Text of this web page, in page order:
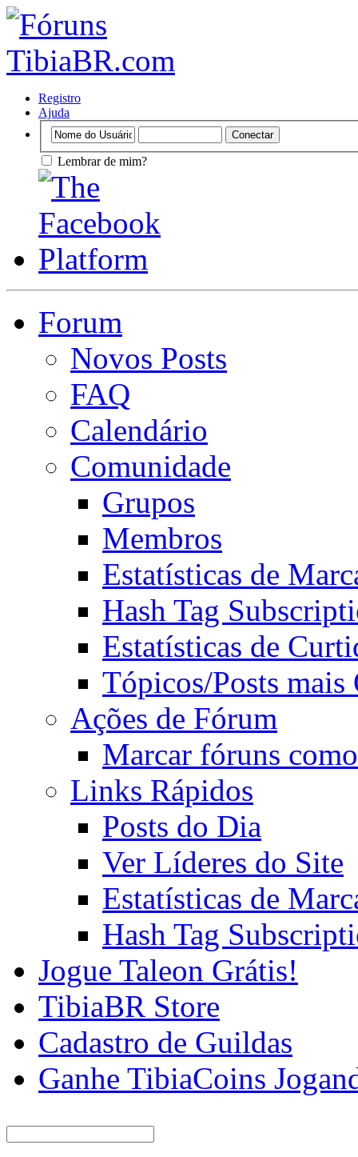
Registro
Ajuda
Lembrar de mim?
Forum
Novos Posts
FAQ
Calendário
Comunidade
Grupos
Membros
Estatísticas de
Hash Tag
Estatísticas de
Tópicos/Posts mais
Ações de Fórum
Marcar fóruns
Links Rápidos
Posts do Dia
Ver Líderes do Site
Estatísticas de
Hash Tag
Jogue Taleon Grátis!
TibiaBR Store
Cadastro de Guildas
Ganhe TibiaCoins